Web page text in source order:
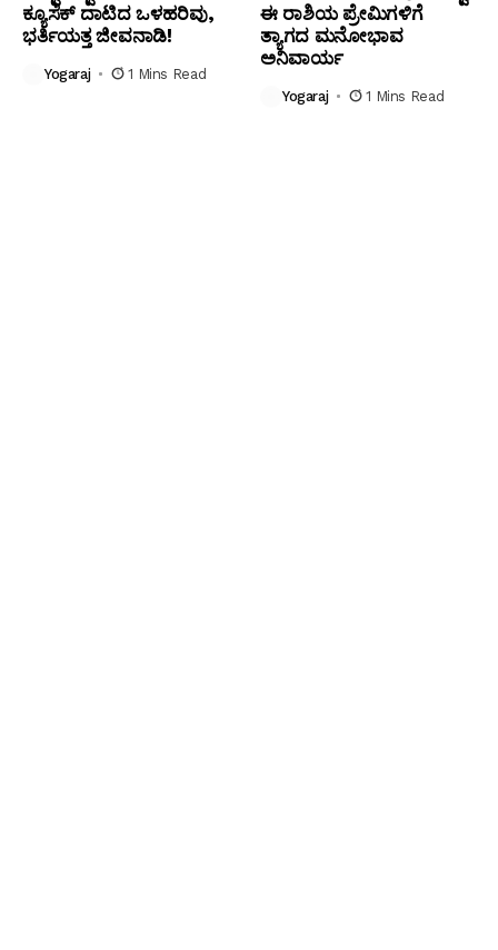
ಕ್ಯೂಸೆಕ್ ದಾಟಿದ ಒಳಹರಿವು,
ಭರ್ತಿಯತ್ತ ಜೀವನಾಡಿ!
Yogaraj 1 Mins Read
ಈ ರಾಶಿಯ ಪ್ರೇಮಿಗಳಿಗೆ
ತ್ಯಾಗದ ಮನೋಭಾವ
ಅನಿವಾರ್ಯ
Yogaraj 1 Mins Read